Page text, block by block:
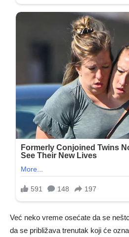
Već neko vreme osećate da se
da se približava trenutak koji će